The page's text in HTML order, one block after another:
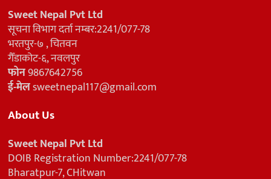
Sweet Nepal Pvt Ltd
सूचना विभाग दर्ता नम्बर:2241/077-78
भरतपुर-७ , चितवन
गैँडाकोट-६, नवलपुर
फोन9867642756
ई-मेलsweetnepal117@gmail.com
About Us
Sweet Nepal Pvt Ltd
DOIB Registration Number:2241/077-78
Bharatpur-7, CHitwan